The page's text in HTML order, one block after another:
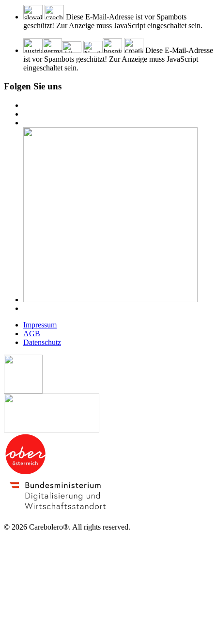
Diese E-Mail-Adresse ist vor Spambots
geschützt! Zur Anzeige muss JavaScript eingeschaltet sein.
Diese E-Mail-Adresse
ist vor Spambots geschützt! Zur Anzeige muss JavaScript
eingeschaltet sein.
Folgen Sie uns
Impressum
AGB
Datenschutz
© 2026 Carebolero®. All rights reserved.